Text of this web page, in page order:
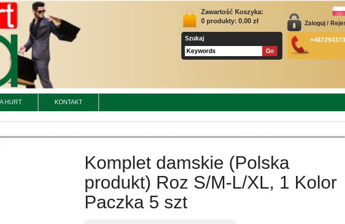
Zawartość Koszyka:
0 produkty: 0.00 zł
Szukaj
Zaloguj /
HURT KONTAKT
Komplet damskie (Polska
produkt) Roz S/M-L/XL, 1 Kolor
Paczka 5 szt